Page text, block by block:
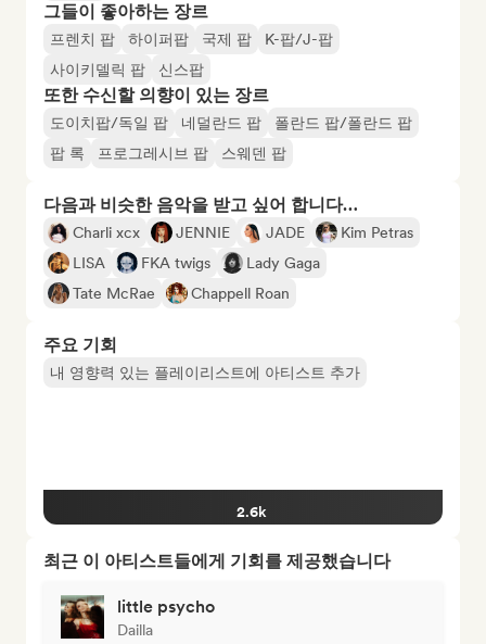
그들이 좋아하는 장르
프렌치 팝 하이퍼팝 국제 팝
K-팝/J-팝
사이키델릭 팝
신스팝
또한 수신할 의향이 있는 장르
도이치팝/독일 팝 네덜란드 팝
폴란드 팝/폴란드 팝
팝 록
프로그레시브 팝 스웨덴 팝
다음과 비슷한 음악을 받고 싶어 합니다…
Charli xcx JENNIE JADE
Kim Petras
LISA
FKA twigs
Lady Gaga
Tate McRae
Chappell Roan
주요 기회
내 영향력 있는 플레이리스트에 아티스트 추가
2.6k
최근 이 아티스트들에게 기회를 제공했습니다
little psycho
Dailla